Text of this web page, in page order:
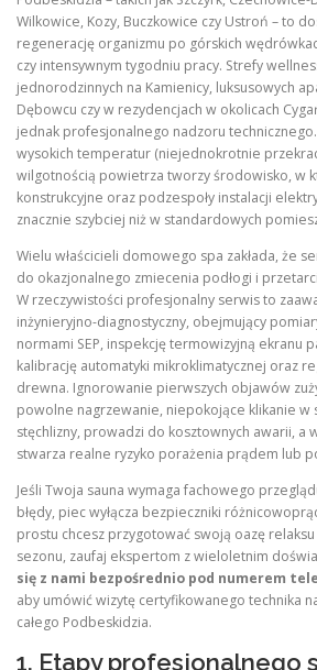
Wilkowice, Kozy, Buczkowice czy Ustroń – to
regenerację organizmu po górskich
czy intensywnym tygodniu pracy. Strefy
jednorodzinnych na Kamienicy, luksusowych
Dębowcu czy w rezydencjach w okolicach
jednak profesjonalnego nadzoru technicznego.
wysokich temperatur (niejednokrotnie
wilgotnością powietrza tworzy środowisko, w
konstrukcyjne oraz podzespoły instalacji
znacznie szybciej niż w standardowych
Wielu właścicieli domowego spa zakłada, że
do okazjonalnego zmiecenia podłogi i
W rzeczywistości profesjonalny serwis to
inżynieryjno-diagnostyczny, obejmujący
normami SEP, inspekcję termowizyjną ekranu
kalibrację automatyki mikroklimatycznej oraz
drewna. Ignorowanie pierwszych objawów
powolne nagrzewanie, niepokojące klikanie w
stęchlizny, prowadzi do kosztownych awarii, a
stwarza realne ryzyko porażenia prądem lub
Jeśli Twoja sauna wymaga fachowego
błędy, piec wyłącza bezpieczniki
prostu chcesz przygotować swoją oazę
sezonu, zaufaj ekspertom z wieloletnim
się z nami bezpośrednio pod numerem
aby umówić wizytę certyfikowanego technika
całego Podbeskidzia.
1. Etapy profesjonalnego